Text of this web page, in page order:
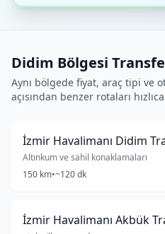
Didim Bölgesi
Aynı bölgede fiyat, araç tipi ve
açısından benzer rotaları
İzmir Havalimanı Didim
Altınkum ve sahil konaklamaları
150 km•~120 dk
İzmir Havalimanı Akbük